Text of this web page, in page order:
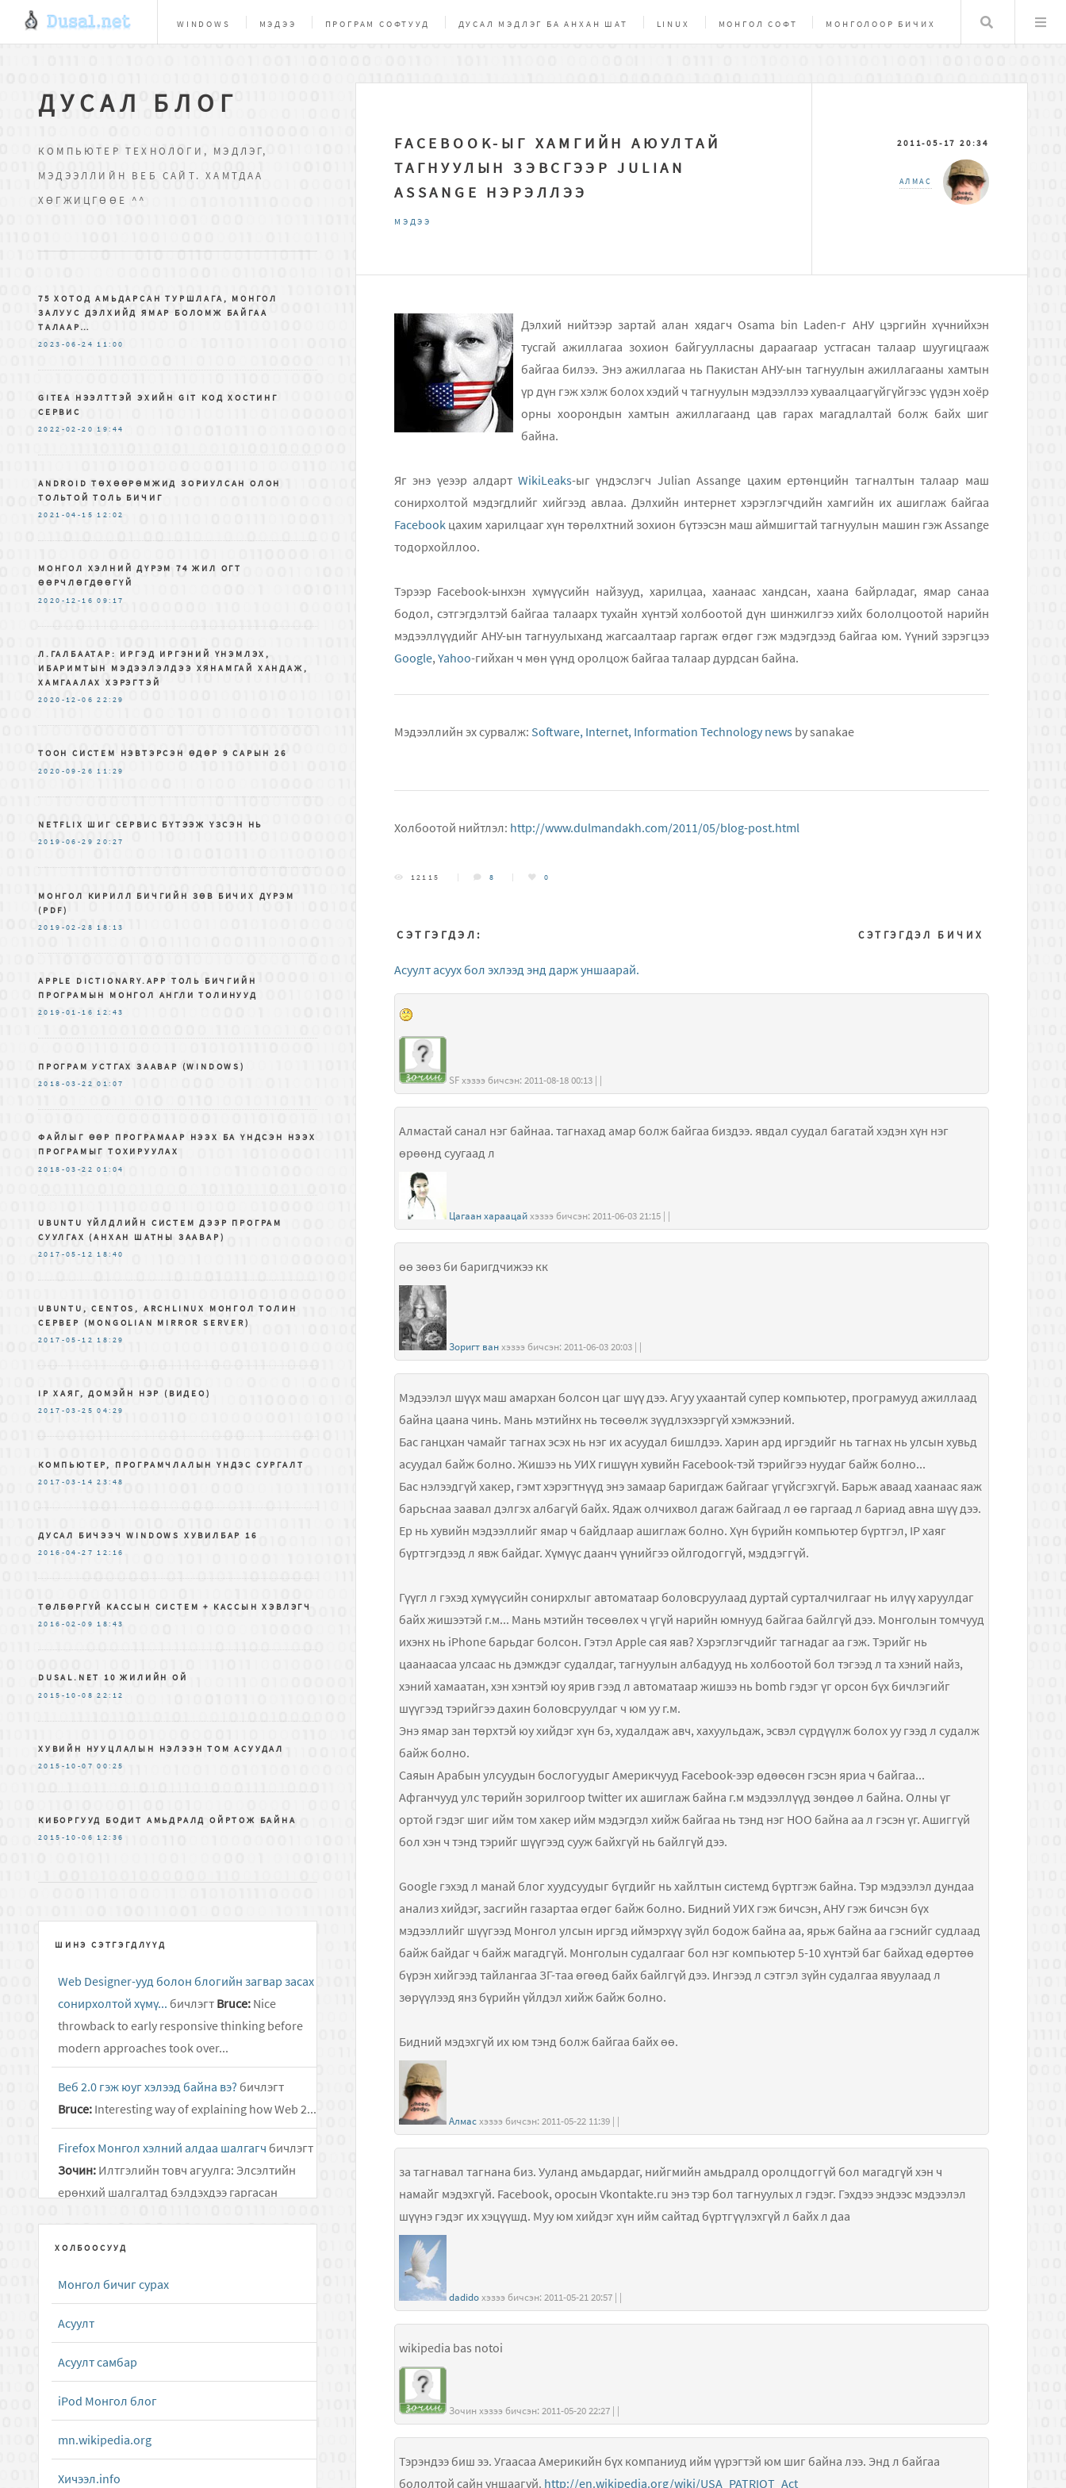
WINDOWS МЭДЭЭ ПРОГРАМ СОФТУУД ДУСАЛ МЭДЛЭГ БА АНХАН ШАТ LINUX МОНГОЛ СОФТ МОНГОЛООР БИЧИХ Хайлт
FACEBOOK-ЫГ ХАМГИЙН АЮУЛТАЙ
ТАГНУУЛЫН ЗЭВСГЭЭР JULIAN
ASSANGE НЭРЭЛЛЭЭ
МЭДЭЭ
2011-05-17 20:34
АЛМАС
Дэлхий нийтээр зартай алан хядагч Osama bin Laden-г АНУ цэргийн хүчнийхэн
тусгай ажиллагаа зохион байгуулласны дараагаар устгасан талаар шуугицгааж
байгаа билээ. Энэ ажиллагаа нь Пакистан АНУ-ын тагнуулын ажиллагааны хамтын
үр дүн гэж хэлж болох хэдий ч тагнуулын мэдээллээ хуваалцаагүйгүйгээс үүдэн хоёр
орны хоорондын хамтын ажиллагаанд цав гарах магадлалтай болж байх шиг
байна.
Яг энэ үеээр алдарт WikiLeaks-ыг үндэслэгч Julian Assange цахим ертөнцийн тагналтын талаар маш
сонирхолтой мэдэгдлийг хийгээд авлаа. Дэлхийн интернет хэрэглэгчдийн хамгийн их ашиглаж байгаа
Facebook цахим харилцааг хүн төрөлхтний зохион бүтээсэн маш аймшигтай тагнуулын машин гэж Assange
тодорхойллоо.
Тэрээр Facebook-ынхэн хүмүүсийн найзууд, харилцаа, хаанаас хандсан, хаана байрладаг, ямар санаа
бодол, сэтгэгдэлтэй байгаа талаарх тухайн хүнтэй холбоотой дүн шинжилгээ хийх бололцоотой нарийн
мэдээллүүдийг АНУ-ын тагнуулыханд жагсаалтаар гаргаж өгдөг гэж мэдэгдээд байгаа юм. Үүний зэрэгцээ
Google, Yahoo-гийхан ч мөн үүнд оролцож байгаа талаар дурдсан байна.
Мэдээллийн эх сурвалж: Software, Internet, Information Technology news bysanakae
Холбоотой нийтлэл: http://www.dulmandakh.com/2011/05/blog-post.html
12115 8 0
СЭТГЭГДЭЛ БИЧИХ
СЭТГЭГДЭЛ:
Асуулт асуух бол эхлээд энд дарж уншаарай.
SF хэзээ бичсэн: 2011-08-18 00:13 | |
Алмастай санал нэг байнаа. тагнахад амар болж байгаа биздээ. явдал суудал багатай хэдэн хүн нэг
өрөөнд суугаад л
Цагаан хараацай хэзээ бичсэн: 2011-06-03 21:15 | |
өө зөөз би баригдчижээ кк
Зоригт ван хэзээ бичсэн: 2011-06-03 20:03 | |
Мэдээлэл шүүх маш амархан болсон цаг шүү дээ. Агуу ухаантай супер компьютер, програмууд ажиллаад
байна цаана чинь. Мань мэтийнх нь төсөөлж зүүдлэхээргүй хэмжээний.
Бас ганцхан чамайг тагнах эсэх нь нэг их асуудал бишлдээ. Харин ард иргэдийг нь тагнах нь улсын хувьд
асуудал байж болно. Жишээ нь УИХ гишүүн хувийн Facebook-тэй тэрийгээ нуудаг байж болно...
Бас нэлээдгүй хакер, гэмт хэрэгтнүүд энэ замаар баригдаж байгааг үгүйсгэхгүй. Барьж аваад хаанаас яаж
барьснаа заавал дэлгэх албагүй байх. Ядаж олчихвол дагаж байгаад л өө гаргаад л бариад авна шүү дээ.
Ер нь хувийн мэдээллийг ямар ч байдлаар ашиглаж болно. Хүн бүрийн компьютер бүртгэл, IP хаяг
бүртгэгдээд л явж байдаг. Хүмүүс даанч үүнийгээ ойлгодоггүй, мэддэггүй.
Гүүгл л гэхэд хүмүүсийн сонирхлыг автоматаар боловсруулаад дуртай сурталчилгааг нь илүү харуулдаг
байх жишээтэй г.м... Мань мэтийн төсөөлөх ч үгүй нарийн юмнууд байгаа байлгүй дээ. Монголын томчууд
ихэнх нь iPhone барьдаг болсон. Гэтэл Apple сая яав? Хэрэглэгчдийг тагнадаг аа гэж. Тэрийг нь
цаанаасаа улсаас нь дэмждэг судалдаг, тагнуулын албадууд нь холбоотой бол тэгээд л та хэний найз,
хэний хамаатан, хэн хэнтэй юу ярив гээд л автоматаар жишээ нь bomb гэдэг үг орсон бүх бичлэгийг
шүүгээд тэрийгээ дахин боловсруулдаг ч юм уу г.м.
Энэ ямар зан төрхтэй юу хийдэг хүн бэ, худалдаж авч, хахуульдаж, эсвэл сүрдүүлж болох уу гээд л судалж
байж болно.
Саяын Арабын улсуудын бослогуудыг Америкчууд Facebook-ээр өдөөсөн гэсэн яриа ч байгаа...
Афганчууд улс төрийн зорилгоор twitter их ашиглаж байна г.м мэдээллүүд зөндөө л байна. Олны үг
ортой гэдэг шиг ийм том хакер ийм мэдэгдэл хийж байгаа нь тэнд нэг НОО байна аа л гэсэн үг. Ашиггүй
бол хэн ч тэнд тэрийг шүүгээд сууж байхгүй нь байлгүй дээ.
Google гэхэд л манай блог хуудсуудыг бүгдийг нь хайлтын системд бүртгэж байна. Тэр мэдээлэл дундаа
анализ хийдэг, засгийн газартаа өгдөг байж болно. Бидний УИХ гэж бичсэн, АНУ гэж бичсэн бүх
мэдээллийг шүүгээд Монгол улсын иргэд иймэрхүү зүйл бодож байна аа, ярьж байна аа гэснийг судлаад
байж байдаг ч байж магадгүй. Монголын судалгааг бол нэг компьютер 5-10 хүнтэй баг байхад өдөртөө
бүрэн хийгээд тайлангаа ЗГ-таа өгөөд байх байлгүй дээ. Ингээд л сэтгэл зүйн судалгаа явуулаад л
зөрүүлээд янз бүрийн үйлдэл хийж байж болно.
Бидний мэдэхгүй их юм тэнд болж байгаа байх өө.
Алмас хэзээ бичсэн: 2011-05-22 11:39 | |
за тагнавал тагнана биз. Ууланд амьдардаг, нийгмийн амьдралд оролцдоггүй бол магадгүй хэн ч
намайг мэдэхгүй. Facebook, оросын Vkontakte.ru энэ тэр бол тагнуулых л гэдэг. Гэхдээ эндээс мэдээлэл
шүүнэ гэдэг их хэцүүшд. Муу юм хийдэг хүн ийм сайтад бүртгүүлэхгүй л байх л даа
dadido хэзээ бичсэн: 2011-05-21 20:57 | |
wikipedia bas notoi
Зочин хэзээ бичсэн: 2011-05-20 22:27 | |
Тэрэндээ биш ээ. Угаасаа Америкийн бүх компаниуд ийм үүрэгтэй юм шиг байна лээ. Энд л байгаа
бололтой сайн уншаагүй. http://en.wikipedia.org/wiki/USA_PATRIOT_Act
ДУСАЛ БЛОГ
КОМПЬЮТЕР ТЕХНОЛОГИ, МЭДЛЭГ,
МЭДЭЭЛЛИЙН ВЕБ САЙТ. ХАМТДАА
ХӨГЖИЦГӨӨЕ ^^
75 ХОТОД АМЬДАРСАН ТУРШЛАГА, МОНГОЛ
ЗАЛУУС ДЭЛХИЙД ЯМАР БОЛОМЖ БАЙГАА
ТАЛААР…
2023-06-24 11:00
GITEA НЭЭЛТТЭЙ ЭХИЙН GIT КОД ХОСТИНГ
СЕРВИС
2022-02-20 19:44
ANDROID ТӨХӨӨРӨМЖИД ЗОРИУЛСАН ОЛОН
ТОЛЬТОЙ ТОЛЬ БИЧИГ
2021-04-15 12:02
МОНГОЛ ХЭЛНИЙ ДҮРЭМ 74 ЖИЛ ОГТ
ӨӨРЧЛӨГДӨӨГҮЙ
2020-12-16 09:17
Л.ГАЛБААТАР: ИРГЭД ИРГЭНИЙ ҮНЭМЛЭХ,
ИБАРИМТЫН МЭДЭЭЛЭЛДЭЭ ХЯНАМГАЙ ХАНДАЖ,
ХАМГААЛАХ ХЭРЭГТЭЙ
2020-12-06 22:29
ТООН СИСТЕМ НЭВТЭРСЭН ӨДӨР 9 САРЫН 26
2020-09-26 11:29
NETFLIX ШИГ СЕРВИС БҮТЭЭЖ ҮЗСЭН НЬ
2019-06-29 20:27
МОНГОЛ КИРИЛЛ БИЧГИЙН ЗѲВ БИЧИХ ДҮРЭМ
(PDF)
2019-02-28 18:13
APPLE DICTIONARY.APP ТОЛЬ БИЧГИЙН
ПРОГРАМЫН МОНГОЛ АНГЛИ ТОЛИНУУД
2019-01-16 12:43
ПРОГРАМ УСТГАХ ЗААВАР (WINDOWS)
2018-03-22 01:07
ФАЙЛЫГ ӨӨР ПРОГРАМААР НЭЭХ БА ҮНДСЭН НЭЭХ
ПРОГРАМЫГ ТОХИРУУЛАХ
2018-03-22 01:04
UBUNTU ҮЙЛДЛИЙН СИСТЕМ ДЭЭР ПРОГРАМ
СУУЛГАХ (АНХАН ШАТНЫ ЗААВАР)
2017-05-12 18:40
UBUNTU, CENTOS, ARCHLINUX МОНГОЛ ТОЛИН
СЕРВЕР (MONGOLIAN MIRROR SERVER)
2017-05-12 18:29
IP ХАЯГ, ДОМЭЙН НЭР (ВИДЕО)
2017-03-25 04:29
КОМПЬЮТЕР, ПРОГРАМЧЛАЛЫН ҮНДЭС СУРГАЛТ
2017-03-14 23:48
ДУСАЛ БИЧЭЭЧ WINDOWS ХУВИЛБАР 16
2016-04-27 12:16
ТӨЛБӨРГҮЙ КАССЫН СИСТЕМ + КАССЫН ХЭВЛЭГЧ
2016-02-09 18:43
DUSAL.NET 10 ЖИЛИЙН ОЙ
2015-10-08 22:12
ХУВИЙН НУУЦЛАЛЫН НЭЛЭЭН ТОМ АСУУДАЛ
2015-10-07 00:25
КИБОРГУУД БОДИТ АМЬДРАЛД ОЙРТОЖ БАЙНА
2015-10-06 12:36
ШИНЭ СЭТГЭГДЛҮҮД
Web Designer-ууд болон блогийн загвар засах
сонирхолтой хүмү... бичлэгт Bruce: Nice
throwback to early responsive thinking before
modern approaches took over...
Веб 2.0 гэж юуг хэлээд байна вэ? бичлэгт
Bruce: Interesting way of explaining how Web 2...
Firefox Монгол хэлний алдаа шалгагч бичлэгт
Зочин: Илтгэлийн товч агуулга: Элсэлтийн
ерөнхий шалгалтад бэлдэхдээ гаргасан
Дусал Бичээч ( Mongolian Keyboard Layouts
тольтой толь бичиг
Apple Dictionary.app толь бичгийн програмын
Монгол Англи тол...бичлэгтАлмас:Татаж
авах холбоосыг сэргээлээ.
Apple Dictionary.app толь бичгийн програмын
ХОЛБООСУУД
Монгол бичиг сурах
Асуулт
Асуулт самбар
iPod Монгол блог
mn.wikipedia.org
Хичээл.info